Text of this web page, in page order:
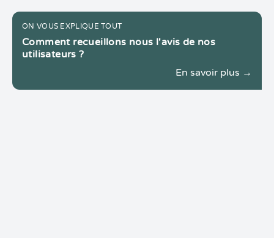
ON VOUS EXPLIQUE TOUT
Comment recueillons nous l'avis de nos
utilisateurs ?
En savoir plus →